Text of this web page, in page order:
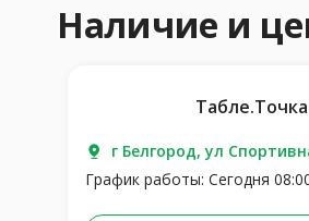
Наличие и
Табле.Точка
г Белгород, ул
График работы: Сегодня